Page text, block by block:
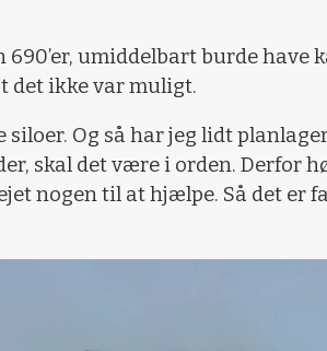
umiddelbart burde
det ikke var muligt.
Og så har jeg lidt
skal det være i orden. Derfor
nogen til at hjælpe. Så det er